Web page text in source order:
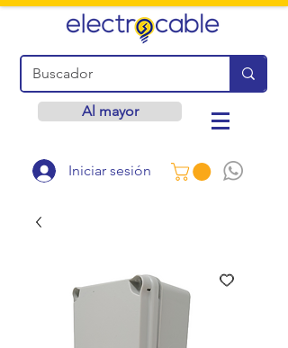
Al mayor
Iniciar sesión